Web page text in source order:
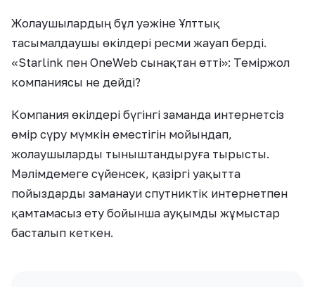
Жолаушылардың бұл уәжіне Ұлттық
тасымалдаушы өкілдері ресми жауап берді.
«Starlink пен OneWeb сынақтан өтті»: Теміржол
компаниясы не дейді?
Компания өкілдері бүгінгі заманда интернетсіз
өмір сүру мүмкін еместігін мойындап,
жолаушыларды тыныштандыруға тырысты.
Мәлімдемеге сүйенсек, қазіргі уақытта
пойыздарды заманауи спутниктік интернетпен
қамтамасыз ету бойынша ауқымды жұмыстар
басталып кеткен.